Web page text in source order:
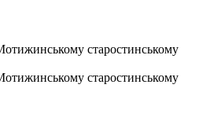
старостинському
старостинському